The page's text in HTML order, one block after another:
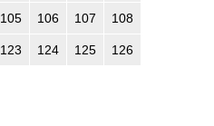
105 106 107 108
123 124 125 126